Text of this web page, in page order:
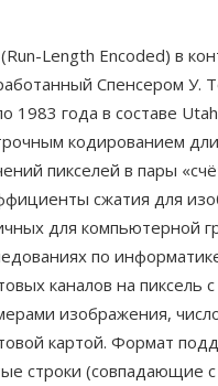
(Run-Length Encoded) в
Спенсером У.
1983 года в составе
кодированием
пикселей в пары
сжатия для
для компьютерной
по
каналов на пиксель
изображения,
картой. Формат
строки (совпадающие